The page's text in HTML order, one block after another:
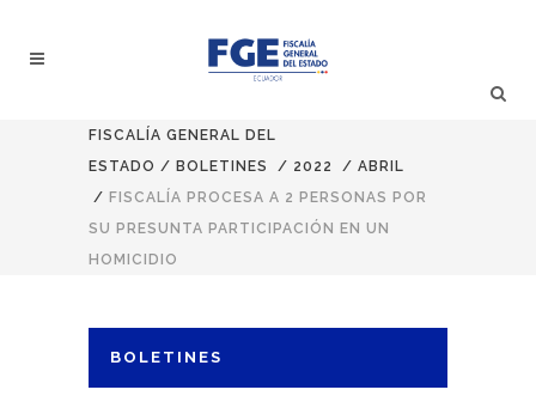
FISCALÍA GENERAL DEL
ESTADO / BOLETINES / 2022 / ABRIL
/ FISCALÍA PROCESA A 2 PERSONAS POR
SU PRESUNTA PARTICIPACIÓN EN UN
HOMICIDIO
BOLETINES